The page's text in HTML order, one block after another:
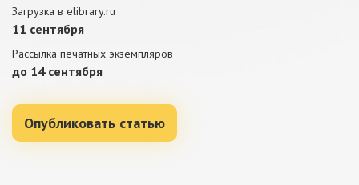
Загрузка в elibrary.ru
11 сентября
Рассылка печатных экземпляров
до 14 сентября
Опубликовать статью